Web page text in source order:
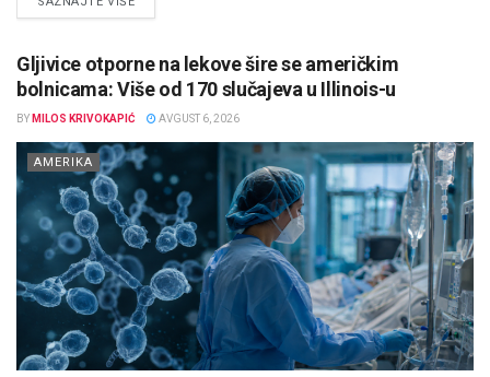
Gljivice otporne na lekove šire se američkim
bolnicama: Više od 170 slučajeva u Illinois-u
BY MILOS KRIVOKAPIĆ AVGUST 6, 2026
AMERIKA